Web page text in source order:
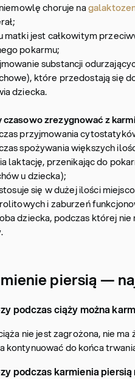
choruje na
matki jest całkowitym
pokarmu;
substancji
które przedostają się
dziecka.
czasowo zrezygnować z
przyjmowania
spożywania większych
laktację, przenikając do
u dziecka);
się w dużej ilości
i zaburzeń
dziecka, podczas której
piersią —
podczas ciąży można
nie jest zagrożona, nie
kontynuować do końca
podczas karmienia